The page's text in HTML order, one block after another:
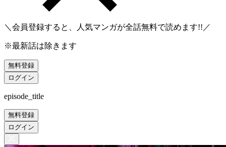
＼会員登録すると、人気マンガが全話無料で読めます!!／
※最新話は除きます
無料登録
ログイン
episode_title
無料登録
ログイン